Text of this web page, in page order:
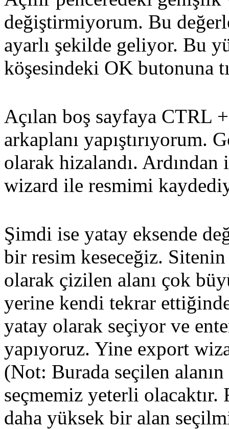
değiştirmiyorum. Bu
ayarlı şekilde geliyor. Bu
köşesindeki OK butonuna
Açılan boş sayfaya CTRL
arkaplanı yapıştırıyorum.
olarak hizalandı. Ardından
wizard ile resmimi
Şimdi ise yatay eksende
bir resim keseceğiz.
olarak çizilen alanı çok
yerine kendi tekrar
yatay olarak seçiyor ve
yapıyoruz. Yine export
(Not: Burada seçilen
seçmemiz yeterli olacaktır.
daha yüksek bir alan